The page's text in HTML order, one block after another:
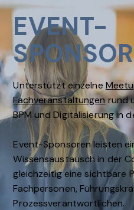
EVENT-
Unterstützt einzelne
Fachveranstaltungenrund
BPM und Digitalisierung in
Event-Sponsoren leisten
Wissensaustausch in der
gleichzeitig eine sichtbare
Fachpersonen,
Prozessverantwortlichen.